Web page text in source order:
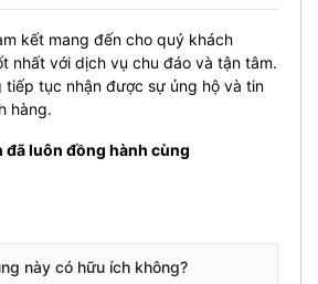
kết mang đến cho quý khách
nhất với dịch vụ chu đáo và tận tâm.
tiếp tục nhận được sự ủng hộ và tin
hàng.
đã luôn đồng hành cùng
này có hữu ích không?